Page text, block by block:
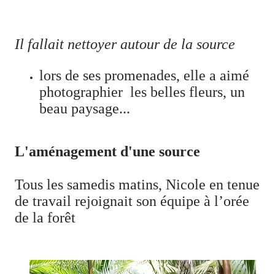
Il fallait nettoyer autour de la source
lors de ses promenades, elle a aimé
photographier les belles fleurs, un
beau paysage...
L'aménagement d'une source
Tous les samedis matins, Nicole en tenue
de travail rejoignait son équipe à l’orée
de la forêt